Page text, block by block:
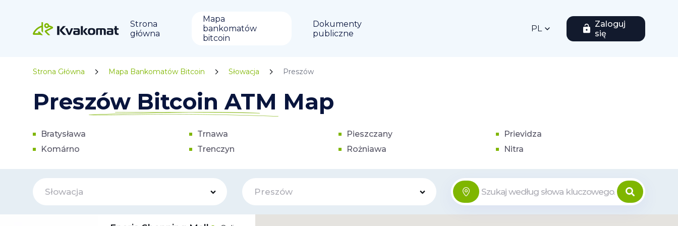
Strona
główna
Mapa
bankomatów
bitcoin
Dokumenty
publiczne
PL
Zaloguj
się
Strona Główna Mapa Bankomatów Bitcoin Słowacja Preszów
Preszów Bitcoin ATM Map
Bratysława
Komárno
Trnawa
Trenczyn
Pieszczany
Rożniawa
Prievidza
Nitra
Słowacja Preszów